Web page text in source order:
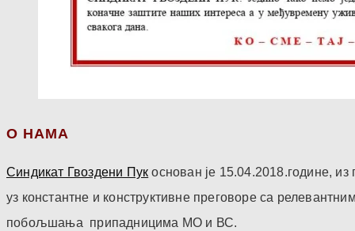
О НАМА
Синдикат Гвоздени Пук основан је 15.04.2018.године,
уз константне и конструктивне преговоре са
побољшања припадницима МО и ВС.